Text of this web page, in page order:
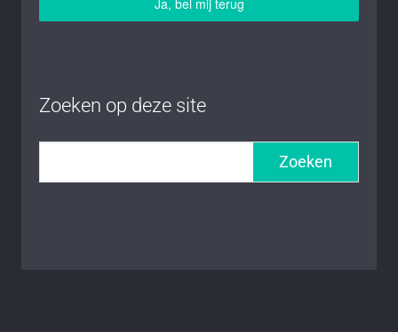
Ja, bel mij terug
Zoeken op deze site
Zoeken